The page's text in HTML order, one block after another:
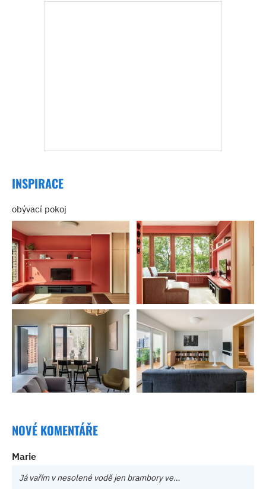
INSPIRACE
obývací pokoj
NOVÉ KOMENTÁŘE
Marie
Já vařím v nesolené vodě jen brambory ve…